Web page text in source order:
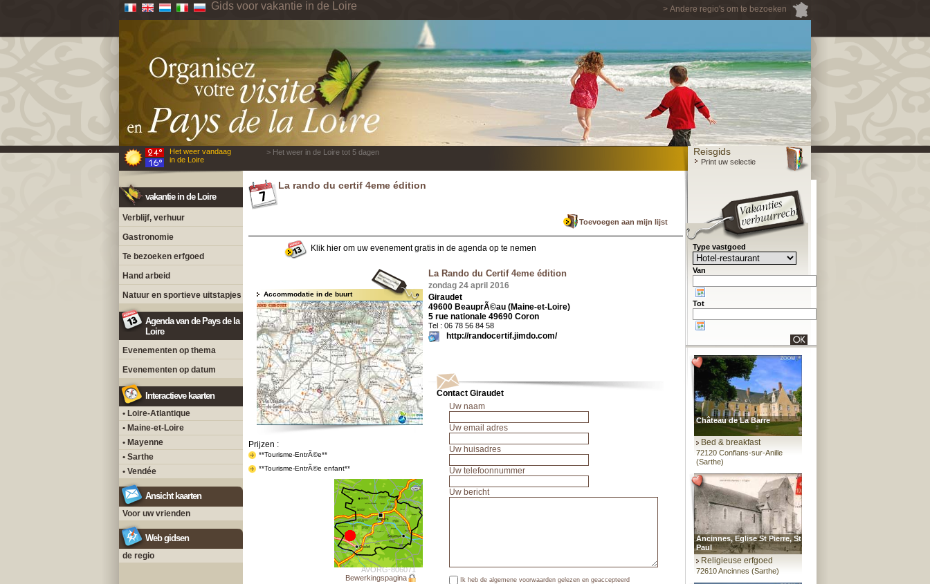
> Andere regio's om te bezoeken
Gids voor vakantie in de Loire
Het weer vandaag
in de Loire
> Het weer in de Loire tot 5 dagen Reisgids
Print uw selectie
vakantie in de Loire
Verblijf, verhuur
Gastronomie
Te bezoeken erfgoed
Hand arbeid
Natuur en sportieve uitstapjes
Agenda van de Pays de la
Loire
Evenementen op thema
Evenementen op datum
Interactieve kaarten
• Loire-Atlantique
• Maine-et-Loire
• Mayenne
• Sarthe
• Vendée
Ansicht kaarten
Voor uw vrienden
Web gidsen
de regio
La rando du certif 4eme édition
Toevoegen aan mijn lijst
Klik hier om uw evenement gratis in de agenda op te nemen
Accommodatie in de buurt
Prijzen :
**Tourisme-EntrÃ©e**
**Tourisme-EntrÃ©e enfant**
AVORG-806071
Bewerkingspagina
La Rando du Certif 4eme édition
zondag 24 april 2016
Giraudet
49600 BeauprÃ©au (Maine-et-Loire)
5 rue nationale 49690 Coron
Tel : 06 78 56 84 58
http://randocertif.jimdo.com/
Contact Giraudet
Uw naam
Uw email adres
Uw huisadres
Uw telefoonnummer
Uw bericht
Ik heb de algemene voorwaarden gelezen en geaccepteerd
Type vastgoed
Van
Tot
Château de La Barre
Bed & breakfast
72120 Conflans-sur-Anille
(Sarthe)
Ancinnes, Eglise St Pierre, St
Paul
Religieuse erfgoed
72610 Ancinnes (Sarthe)